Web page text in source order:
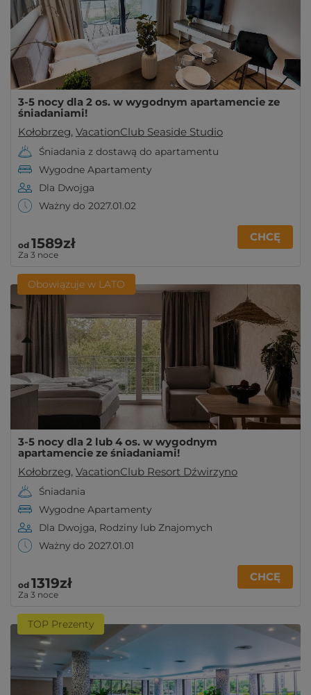
3-5 nocy dla 2 os. w wygodnym apartamencie ze
śniadaniami!
Kołobrzeg, VacationClub Seaside Studio
Śniadania z dostawą do apartamentu
Wygodne Apartamenty
Dla Dwojga
Ważny do 2027.01.02
od 1589zł
Za 3 noce
CHCĘ
Obowiązuje w LATO
3-5 nocy dla 2 lub 4 os. w wygodnym
apartamencie ze śniadaniami!
Kołobrzeg, VacationClub Resort Dźwirzyno
Śniadania
Wygodne Apartamenty
Dla Dwojga, Rodziny lub Znajomych
Ważny do 2027.01.01
od 1319zł
Za 3 noce
CHCĘ
TOP Prezenty